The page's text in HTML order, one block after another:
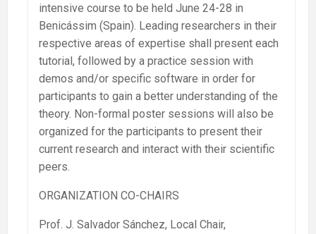
intensive course to be held June 24-28 in
Benicássim (Spain). Leading researchers in their
respective areas of expertise shall present each
tutorial, followed by a practice session with
demos and/or specific software in order for
participants to gain a better understanding of the
theory. Non-formal poster sessions will also be
organized for the participants to present their
current research and interact with their scientific
peers.
ORGANIZATION CO-CHAIRS
Prof. J. Salvador Sánchez, Local Chair,